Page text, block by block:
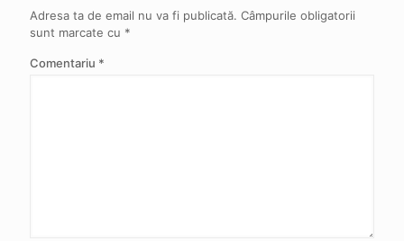
Adresa ta de email nu va fi publicată. Câmpurile obligatorii
sunt marcate cu *
Comentariu *